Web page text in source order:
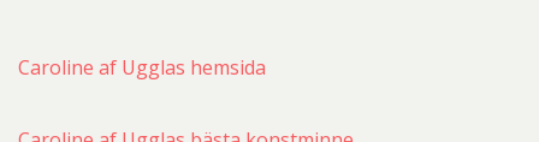
Caroline af Ugglas hemsida